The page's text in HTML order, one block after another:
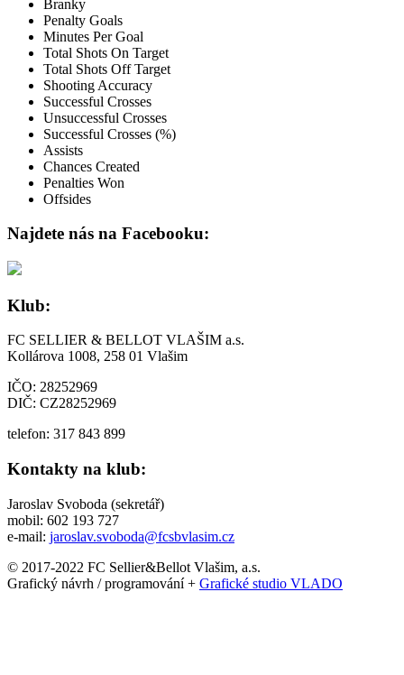
Branky
Penalty Goals
Minutes Per Goal
Total Shots On Target
Total Shots Off Target
Shooting Accuracy
Successful Crosses
Unsuccessful Crosses
Successful Crosses (%)
Assists
Chances Created
Penalties Won
Offsides
Najdete nás na Facebooku:
Klub:
FC SELLIER & BELLOT VLAŠIM a.s.
Kollárova 1008, 258 01 Vlašim
IČO: 28252969
DIČ: CZ28252969
telefon: 317 843 899
Kontakty na klub:
Jaroslav Svoboda (sekretář)
mobil: 602 193 727
e-mail: jaroslav.svoboda@fcsbvlasim.cz
© 2017-2022 FC Sellier&Bellot Vlašim, a.s.
Grafický návrh / programování + Grafické studio VLADO